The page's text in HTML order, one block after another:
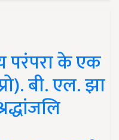
परंपरा के एक
बी. एल. झा